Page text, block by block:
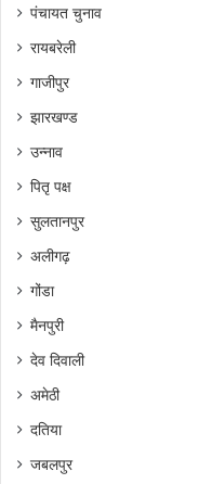
पंचायत चुनाव
रायबरेली
गाजीपुर
झारखण्ड
उन्नाव
पितृ पक्ष
सुलतानपुर
अलीगढ़
गोंडा
मैनपुरी
देव दिवाली
अमेठी
दतिया
जबलपुर